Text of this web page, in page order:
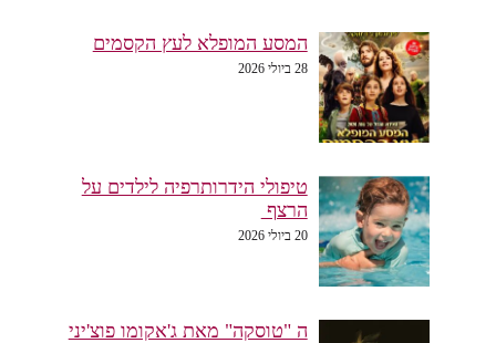
המסע המופלא לעץ הקסמים
28 ביולי 2026
טיפולי הידרותרפיה לילדים על
הרצף
20 ביולי 2026
ה "טוסקה" מאת ג'אקומו פוצ'יני